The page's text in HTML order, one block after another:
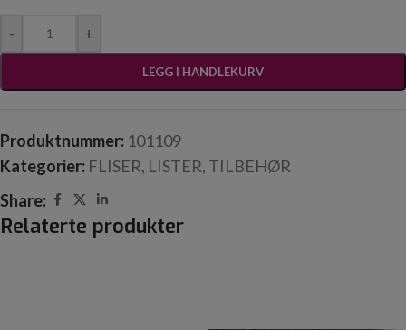
- +
LEGG I HANDLEKURV
Produktnummer: 101109
Kategorier: FLISER, LISTER, TILBEHØR
Share:
Relaterte produkter